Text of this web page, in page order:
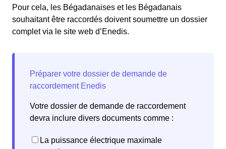
Pour cela, les Bégadanaises et les Bégadanais
souhaitant être raccordés doivent soumettre un dossier
complet via le site web d’Enedis.
Votre dossier de demande de raccordement
devra inclure divers documents comme :
La puissance électrique maximale